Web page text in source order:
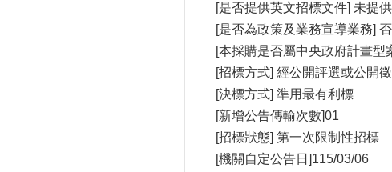
[是否提供英文招標文件] 未提供
[是否為政策及業務宣導業務] 否
[本採購是否屬中央政府計畫型
[招標方式] 經公開評選或公開
[決標方式] 準用最有利標
[新增公告傳輸次數]01
[招標狀態] 第一次限制性招標
[機關自定公告日]115/03/06